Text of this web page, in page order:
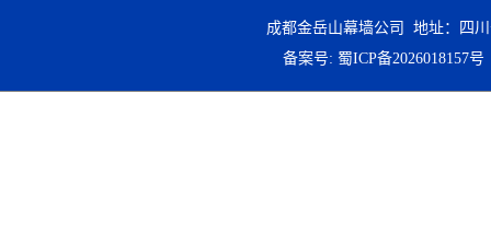
成都金岳山幕墙公司 地址：四
备案号: 蜀ICP备2026018157号